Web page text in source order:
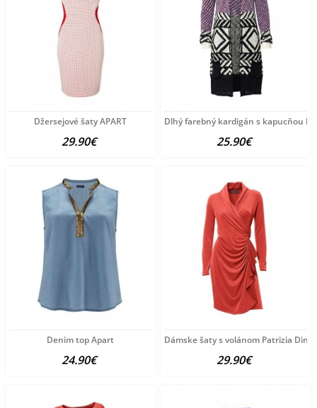
Džersejové šaty APART
29.90€
Dlhý farebný kardigán s kapucňou
25.90€
Denim top Apart
24.90€
Dámske šaty s volánom Patrizia Dini
29.90€